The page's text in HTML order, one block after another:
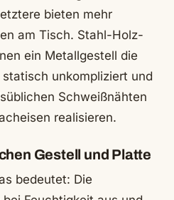
bieten mehr
am Tisch. Stahl-Holz-
ein Metallgestell die
unkompliziert und
Schweißnähten
realisieren.
Gestell und Platte
bedeutet: Die